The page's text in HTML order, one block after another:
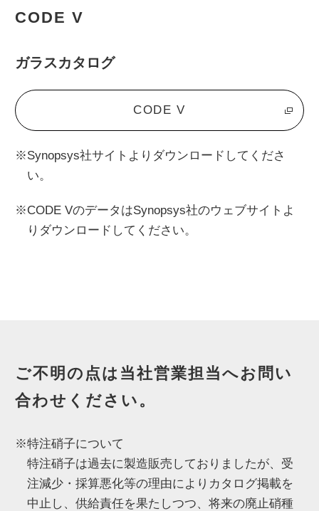
CODE V
ガラスカタログ
CODE V
※Synopsys社サイトよりダウンロードしてくださ
い。
※CODE VのデータはSynopsys社のウェブサイトよ
りダウンロードしてください。
ご不明の点は当社営業担当へお問い
合わせください。
※特注硝子について
特注硝子は過去に製造販売しておりましたが、受
注減少・採算悪化等の理由によりカタログ掲載を
中止し、供給責任を果たしつつ、将来の廃止硝種